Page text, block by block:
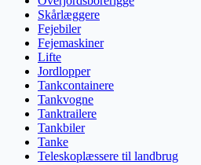
Skårlæggere
Fejebiler
Fejemaskiner
Lifte
Jordlopper
Tankcontainere
Tankvogne
Tanktrailere
Tankbiler
Tanke
Teleskoplæssere til landbrug